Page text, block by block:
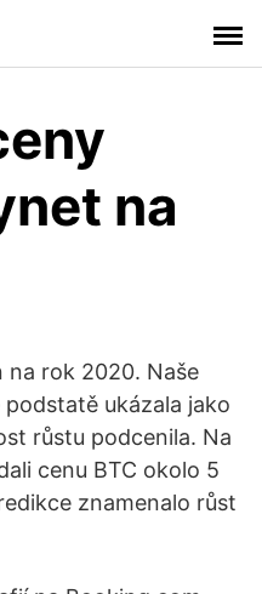
na
na rok 2020. Naše
ukázala jako
růstu podcenila. Na
cenu BTC okolo 5
znamenalo růst